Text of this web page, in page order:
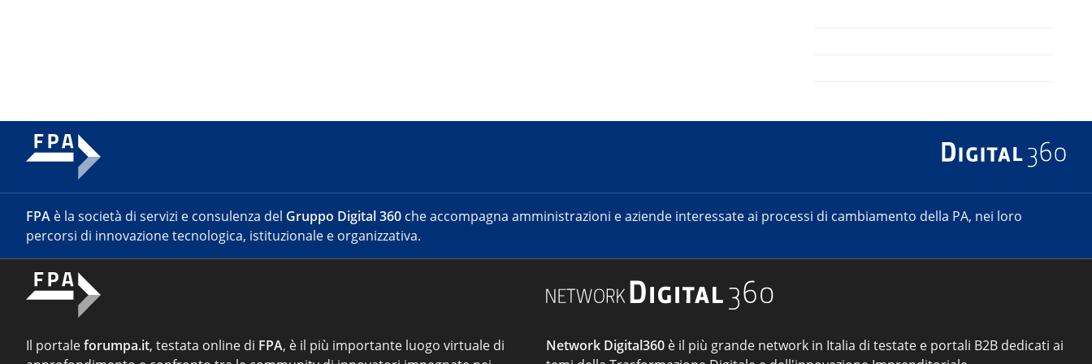
FPA è la società di servizi e consulenza del Gruppo Digital 360 che accompagna amministrazioni e aziende interessate ai processi di cambiamento della PA, nei loro
percorsi di innovazione tecnologica, istituzionale e organizzativa.
Il portaleforumpa.it, testata online di FPA, è il più importante luogo virtuale di
Network Digital360 è il più grande network in Italia di testate e portali B2B dedicati ai